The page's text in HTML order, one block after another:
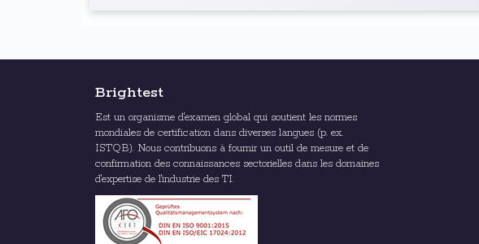
Brightest
Est un organisme d'examen global qui soutient les normes
mondiales de certification dans diverses langues (p. ex.
ISTQB). Nous contribuons à fournir un outil de mesure et de
confirmation des connaissances sectorielles dans les domaines
d'expertise de l'industrie des TI.